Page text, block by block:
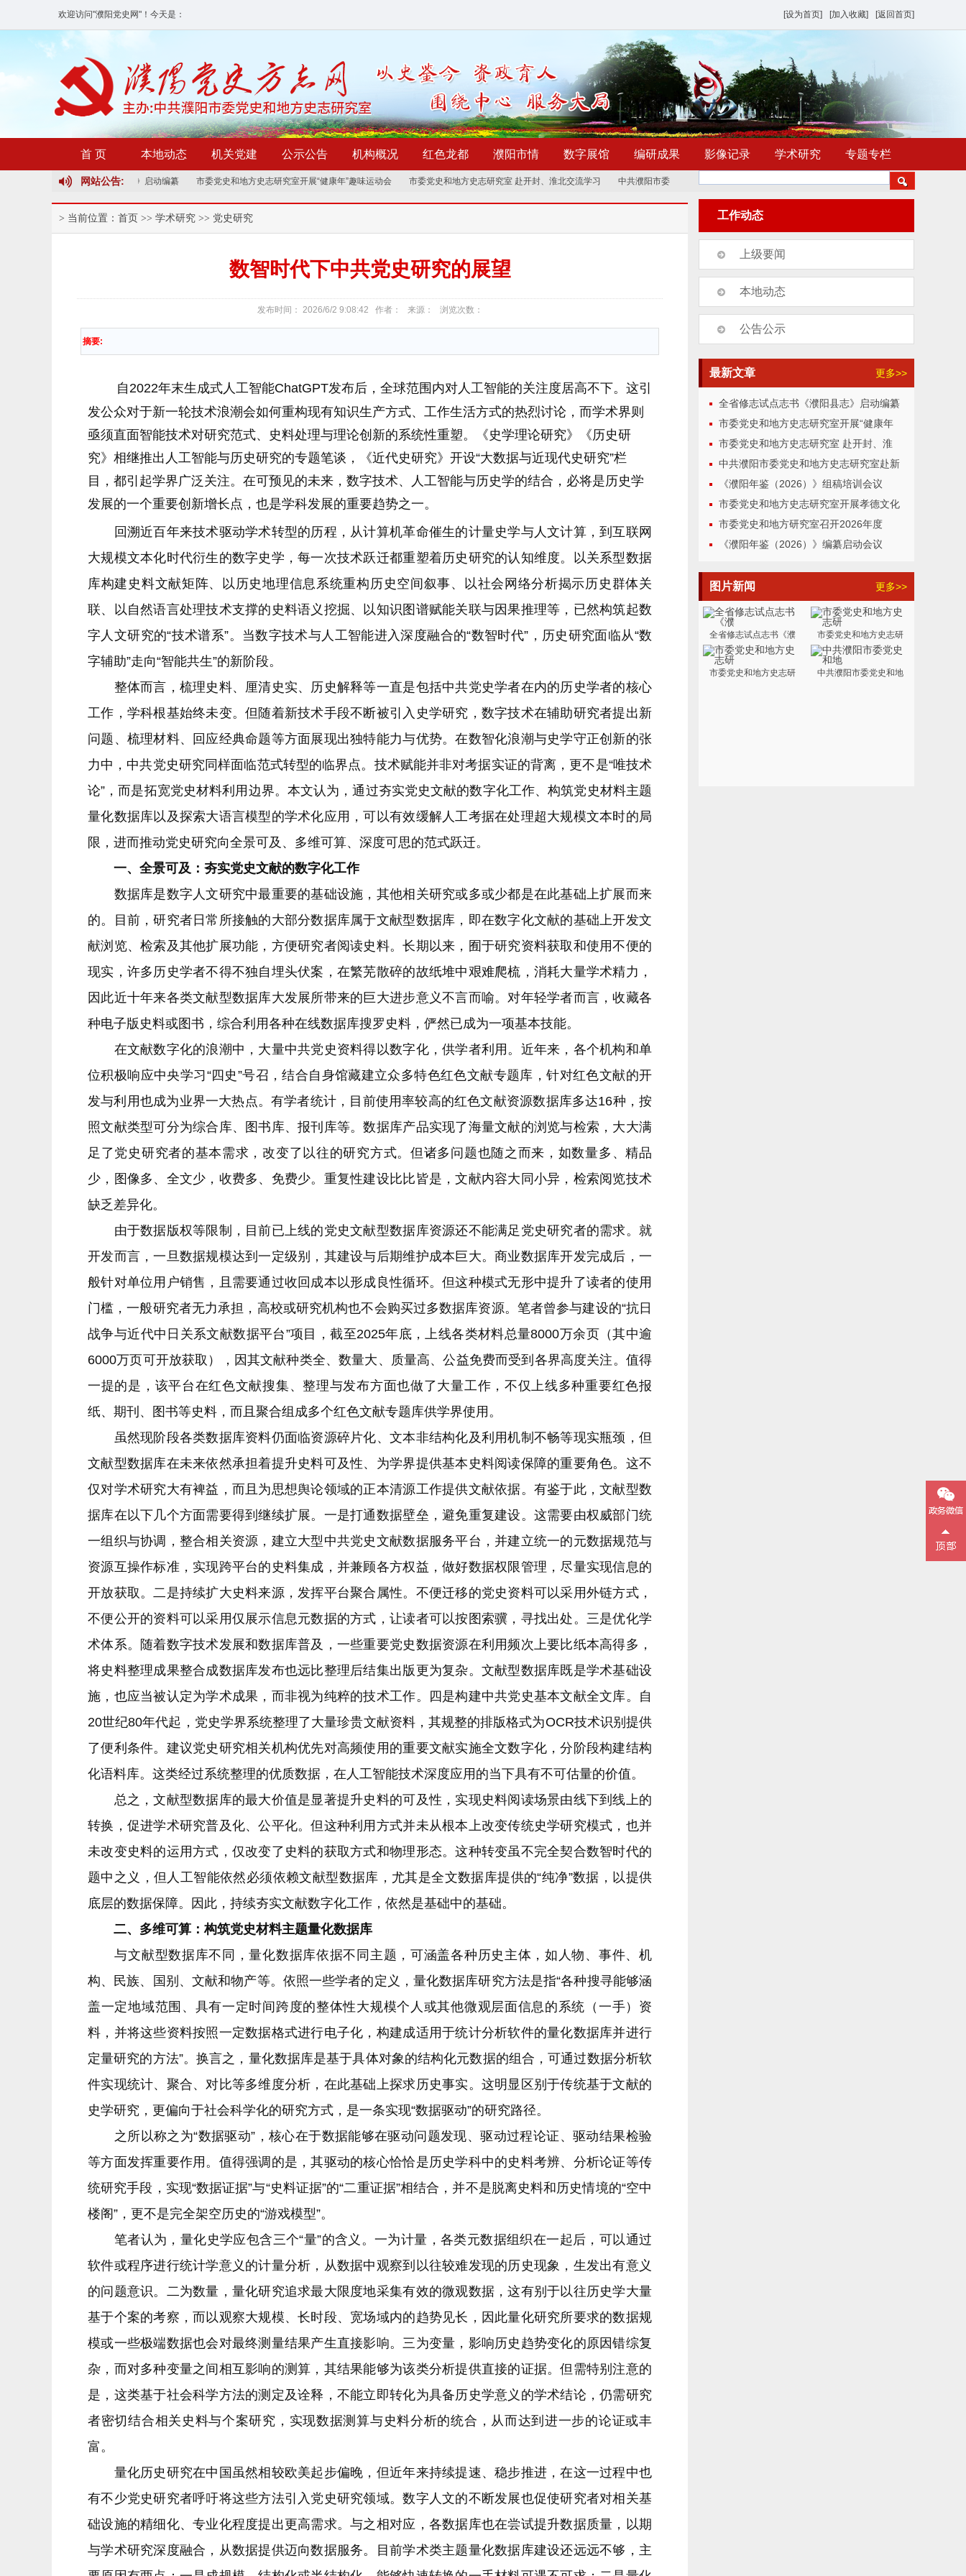
欢迎访问"濮阳党史网"！ 今天是： [设为首页] [加入收藏] [返回首页]
首 页 本地动态 机关党建 公示公告 机构概况 红色龙都 濮阳市情 数字展馆 编研成果 影像记录 学术研究 专题专栏
网站公告:
全省修志试点志书《濮阳县志》启动编纂 市委党史和地方史志研究室开展“健康年”趣味运动会 市委党史和地方史志研究室 赴开封、淮北交流学习 中共濮阳市委党史和地方史志研究室赴新乡交流学习聚力 《濮阳年鉴（2026）》组稿培训会
> 当前位置： 首页 >> 学术研究 >> 党史研究
数智时代下中共党史研究的展望
发布时间： 2026/6/2 9:08:42 作者： 来源： 浏览次数：
摘要:
自2022年末生成式人工智能ChatGPT发布后，全球范围内对人工智能的关注度居高不下。这引
发公众对于新一轮技术浪潮会如何重构现有知识生产方式、工作生活方式的热烈讨论，而学术界则
亟须直面智能技术对研究范式、史料处理与理论创新的系统性重塑。《史学理论研究》《历史研
究》相继推出人工智能与历史研究的专题笔谈，《近代史研究》开设“大数据与近现代史研究”栏
目，都引起学界广泛关注。在可预见的未来，数字技术、人工智能与历史学的结合，必将是历史学
发展的一个重要创新增长点，也是学科发展的重要趋势之一。
回溯近百年来技术驱动学术转型的历程，从计算机革命催生的计量史学与人文计算，到互联网
大规模文本化时代衍生的数字史学，每一次技术跃迁都重塑着历史研究的认知维度。以关系型数据
库构建史料文献矩阵、以历史地理信息系统重构历史空间叙事、以社会网络分析揭示历史群体关
联、以自然语言处理技术支撑的史料语义挖掘、以知识图谱赋能关联与因果推理等，已然构筑起数
字人文研究的“技术谱系”。当数字技术与人工智能进入深度融合的“数智时代”，历史研究面临从“数
字辅助”走向“智能共生”的新阶段。
整体而言，梳理史料、厘清史实、历史解释等一直是包括中共党史学者在内的历史学者的核心
工作，学科根基始终未变。但随着新技术手段不断被引入史学研究，数字技术在辅助研究者提出新
问题、梳理材料、回应经典命题等方面展现出独特能力与优势。在数智化浪潮与史学守正创新的张
力中，中共党史研究同样面临范式转型的临界点。技术赋能并非对考据实证的背离，更不是“唯技术
论”，而是拓宽党史材料利用边界。本文认为，通过夯实党史文献的数字化工作、构筑党史材料主题
量化数据库以及探索大语言模型的学术化应用，可以有效缓解人工考据在处理超大规模文本时的局
限，进而推动党史研究向全景可及、多维可算、深度可思的范式跃迁。
一、全景可及：夯实党史文献的数字化工作
数据库是数字人文研究中最重要的基础设施，其他相关研究或多或少都是在此基础上扩展而来
的。目前，研究者日常所接触的大部分数据库属于文献型数据库，即在数字化文献的基础上开发文
献浏览、检索及其他扩展功能，方便研究者阅读史料。长期以来，囿于研究资料获取和使用不便的
现实，许多历史学者不得不独自埋头伏案，在繁芜散碎的故纸堆中艰难爬梳，消耗大量学术精力，
因此近十年来各类文献型数据库大发展所带来的巨大进步意义不言而喻。对年轻学者而言，收藏各
种电子版史料或图书，综合利用各种在线数据库搜罗史料，俨然已成为一项基本技能。
在文献数字化的浪潮中，大量中共党史资料得以数字化，供学者利用。近年来，各个机构和单
位积极响应中央学习“四史”号召，结合自身馆藏建立众多特色红色文献专题库，针对红色文献的开
发与利用也成为业界一大热点。有学者统计，目前使用率较高的红色文献资源数据库多达16种，按
照文献类型可分为综合库、图书库、报刊库等。数据库产品实现了海量文献的浏览与检索，大大满
足了党史研究者的基本需求，改变了以往的研究方式。但诸多问题也随之而来，如数量多、精品
少，图像多、全文少，收费多、免费少。重复性建设比比皆是，文献内容大同小异，检索阅览技术
缺乏差异化。
由于数据版权等限制，目前已上线的党史文献型数据库资源还不能满足党史研究者的需求。就
开发而言，一旦数据规模达到一定级别，其建设与后期维护成本巨大。商业数据库开发完成后，一
般针对单位用户销售，且需要通过收回成本以形成良性循环。但这种模式无形中提升了读者的使用
门槛，一般研究者无力承担，高校或研究机构也不会购买过多数据库资源。笔者曾参与建设的“抗日
战争与近代中日关系文献数据平台”项目，截至2025年底，上线各类材料总量8000万余页（其中逾
6000万页可开放获取），因其文献种类全、数量大、质量高、公益免费而受到各界高度关注。值得
一提的是，该平台在红色文献搜集、整理与发布方面也做了大量工作，不仅上线多种重要红色报
纸、期刊、图书等史料，而且聚合组成多个红色文献专题库供学界使用。
虽然现阶段各类数据库资料仍面临资源碎片化、文本非结构化及利用机制不畅等现实瓶颈，但
文献型数据库在未来依然承担着提升史料可及性、为学界提供基本史料阅读保障的重要角色。这不
仅对学术研究大有裨益，而且为思想舆论领域的正本清源工作提供文献依据。有鉴于此，文献型数
据库在以下几个方面需要得到继续扩展。一是打通数据壁垒，避免重复建设。这需要由权威部门统
一组织与协调，整合相关资源，建立大型中共党史文献数据服务平台，并建立统一的元数据规范与
资源互操作标准，实现跨平台的史料集成，并兼顾各方权益，做好数据权限管理，尽量实现信息的
开放获取。二是持续扩大史料来源，发挥平台聚合属性。不便迁移的党史资料可以采用外链方式，
不便公开的资料可以采用仅展示信息元数据的方式，让读者可以按图索骥，寻找出处。三是优化学
术体系。随着数字技术发展和数据库普及，一些重要党史数据资源在利用频次上要比纸本高得多，
将史料整理成果整合成数据库发布也远比整理后结集出版更为复杂。文献型数据库既是学术基础设
施，也应当被认定为学术成果，而非视为纯粹的技术工作。四是构建中共党史基本文献全文库。自
20世纪80年代起，党史学界系统整理了大量珍贵文献资料，其规整的排版格式为OCR技术识别提供
了便利条件。建议党史研究相关机构优先对高频使用的重要文献实施全文数字化，分阶段构建结构
化语料库。这类经过系统整理的优质数据，在人工智能技术深度应用的当下具有不可估量的价值。
总之，文献型数据库的最大价值是显著提升史料的可及性，实现史料阅读场景由线下到线上的
转换，促进学术研究普及化、公平化。但这种利用方式并未从根本上改变传统史学研究模式，也并
未改变史料的运用方式，仅改变了史料的获取方式和物理形态。这种转变虽不完全契合数智时代的
题中之义，但人工智能依然必须依赖文献型数据库，尤其是全文数据库提供的“纯净”数据，以提供
底层的数据保障。因此，持续夯实文献数字化工作，依然是基础中的基础。
二、多维可算：构筑党史材料主题量化数据库
与文献型数据库不同，量化数据库依据不同主题，可涵盖各种历史主体，如人物、事件、机
构、民族、国别、文献和物产等。依照一些学者的定义，量化数据库研究方法是指“各种搜寻能够涵
盖一定地域范围、具有一定时间跨度的整体性大规模个人或其他微观层面信息的系统（一手）资
料，并将这些资料按照一定数据格式进行电子化，构建成适用于统计分析软件的量化数据库并进行
定量研究的方法”。换言之，量化数据库是基于具体对象的结构化元数据的组合，可通过数据分析软
件实现统计、聚合、对比等多维度分析，在此基础上探求历史事实。这明显区别于传统基于文献的
史学研究，更偏向于社会科学化的研究方式，是一条实现“数据驱动”的研究路径。
之所以称之为“数据驱动”，核心在于数据能够在驱动问题发现、驱动过程论证、驱动结果检验
等方面发挥重要作用。值得强调的是，其驱动的核心恰恰是历史学科中的史料考辨、分析论证等传
统研究手段，实现“数据证据”与“史料证据”的“二重证据”相结合，并不是脱离史料和历史情境的“空中
楼阁”，更不是完全架空历史的“游戏模型”。
笔者认为，量化史学应包含三个“量”的含义。一为计量，各类元数据组织在一起后，可以通过
软件或程序进行统计学意义的计量分析，从数据中观察到以往较难发现的历史现象，生发出有意义
的问题意识。二为数量，量化研究追求最大限度地采集有效的微观数据，这有别于以往历史学大量
基于个案的考察，而以观察大规模、长时段、宽场域内的趋势见长，因此量化研究所要求的数据规
模或一些极端数据也会对最终测量结果产生直接影响。三为变量，影响历史趋势变化的原因错综复
杂，而对多种变量之间相互影响的测算，其结果能够为该类分析提供直接的证据。但需特别注意的
是，这类基于社会科学方法的测定及诠释，不能立即转化为具备历史学意义的学术结论，仍需研究
者密切结合相关史料与个案研究，实现数据测算与史料分析的统合，从而达到进一步的论证或丰
富。
量化历史研究在中国虽然相较欧美起步偏晚，但近年来持续提速、稳步推进，在这一过程中也
有不少党史研究者呼吁将这些方法引入党史研究领域。数字人文的不断发展也促使研究者对相关基
础设施的精细化、专业化程度提出更高需求。与之相对应，各数据库也在尝试提升数据质量，以期
与学术研究深度融合，从数据提供迈向数据服务。目前学术类主题量化数据库建设还远远不够，主
工作动态
上级要闻
本地动态
公告公示
最新文章 更多>>
全省修志试点志书《濮阳县志》启动编纂
市委党史和地方史志研究室开展“健康年
市委党史和地方史志研究室 赴开封、淮
中共濮阳市委党史和地方史志研究室赴新
《濮阳年鉴（2026）》组稿培训会议
市委党史和地方史志研究室开展孝德文化
市委党史和地方研究室召开2026年度
《濮阳年鉴（2026）》编纂启动会议
图片新闻 更多>>
全省修志试点志书《濮 市委党史和地方史志研
市委党史和地方史志研 中共濮阳市委党史和地